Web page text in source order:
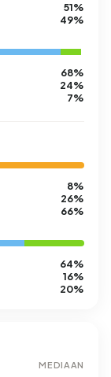
51%
49%
68%
24%
7%
8%
26%
66%
64%
16%
20%
MEDIAAN